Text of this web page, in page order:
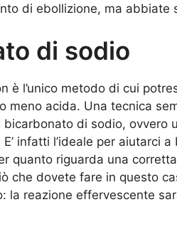
di ebollizione, ma abbiate
di sodio
è l’unico metodo di cui
meno acida. Una tecnica
bicarbonato di sodio,
infatti l’ideale per aiutarci
quanto riguarda una
che dovete fare in questo
la reazione effervescente